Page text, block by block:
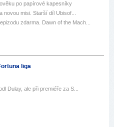
po papírové kapesníky
misi. Starší díl Ubisof...
zdarma. Dawn of the Mach...
liga
Dulay, ale při premiéře za S...